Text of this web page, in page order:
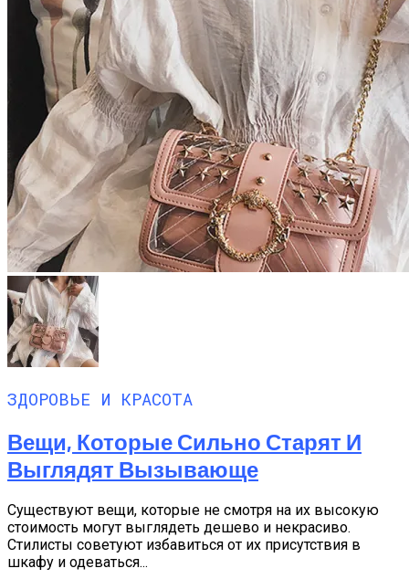
ЗДОРОВЬЕ И КРАСОТА
Вещи, Которые Сильно Старят И
Выглядят Вызывающе
Существуют вещи, которые не смотря на их высокую
стоимость могут выглядеть дешево и некрасиво.
Стилисты советуют избавиться от их присутствия в
шкафу и одеваться...